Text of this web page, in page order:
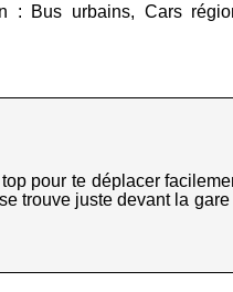
Bus urbains, Cars
pour te déplacer
trouve juste devant la